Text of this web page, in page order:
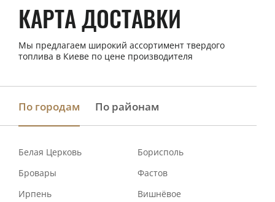
КАРТА ДОСТАВКИ
Мы предлагаем широкий ассортимент твердого
топлива в Киеве по цене производителя
По городам По районам
Белая Церковь
Борисполь
Бровары
Фастов
Ирпень
Вишнёвое